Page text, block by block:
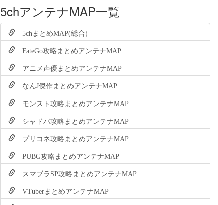
5chアンテナMAP一覧
5chまとめMAP(総合)
FateGo攻略まとめアンテナMAP
アニメ声優まとめアンテナMAP
なんJ傑作まとめアンテナMAP
モンスト攻略まとめアンテナMAP
シャドバ攻略まとめアンテナMAP
プリコネ攻略まとめアンテナMAP
PUBG攻略まとめアンテナMAP
スマブラSP攻略まとめアンテナMAP
VTuberまとめアンテナMAP